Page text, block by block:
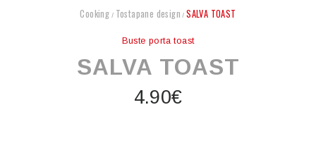
Cooking / Tostapane design /SALVA TOAST
Buste porta toast
SALVA TOAST
4.90€